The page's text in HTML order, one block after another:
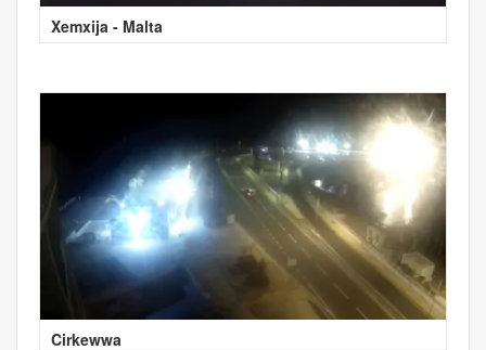
Xemxija - Malta
Cirkewwa